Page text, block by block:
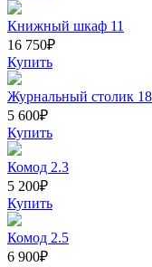
Книжный шкаф 11
16 750₽
Купить
Журнальный столик 18
5 600₽
Купить
Комод 2.3
5 200₽
Купить
Комод 2.5
6 900₽